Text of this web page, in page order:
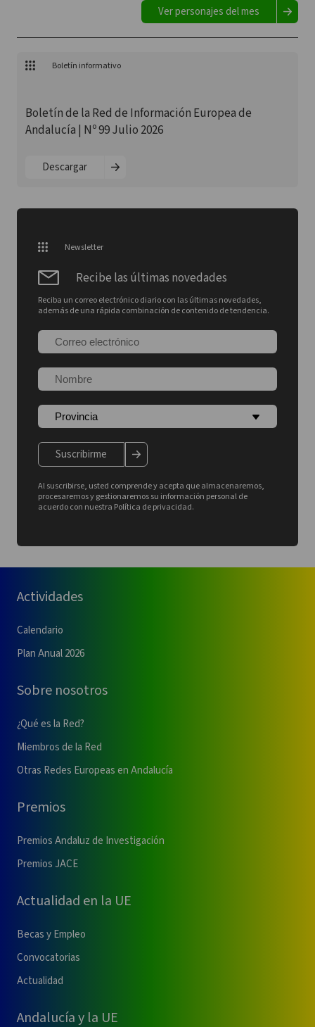
Ver personajes del mes
Boletín informativo
Boletín de la Red de Información Europea de
Andalucía | Nº 99 Julio 2026
Descargar
Newsletter
Recibe las últimas novedades
Reciba un correo electrónico diario con las últimas novedades,
además de una rápida combinación de contenido de tendencia.
Suscribirme
Al suscribirse, usted comprende y acepta que almacenaremos,
procesaremos y gestionaremos su información personal de
acuerdo con nuestra Política de privacidad.
Actividades
Calendario
Plan Anual 2026
Sobre nosotros
¿Qué es la Red?
Miembros de la Red
Otras Redes Europeas en Andalucía
Premios
Premios Andaluz de Investigación
Premios JACE
Actualidad en la UE
Becas y Empleo
Convocatorias
Actualidad
Andalucía y la UE